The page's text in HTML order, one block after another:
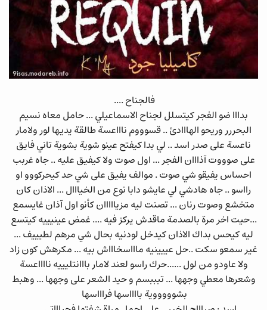
فالجناح ....
بدااا ضو الفجر كيتسلل لجناح الاسماعيلي ... حامل معاه نسيم
البحررر وريحو الهااادئ .. قسوووم ناااعسة طالقة يديها لور ولامار
ناعسة على صدر اسد .. لي بدا كيفتح عينو شوية بشوية تاني فايق
على صوووت آذااان الفجر ... اول صوت ولا كيفيق عليه .. جاه غربب
احساس يفيقو شي صوت . موالف يفيق على شي حد كيحركووو او
رااسو .. جاه هادشي لي عايشو دابا نوع من الخيااال ... الاذان كان
متخشع وصوت رنان ... تصنت ليه مزيااااان كأنو اول آذان غايسمع
...حيت اخر مرة بالصدمة ماقدش يركز فيه .... غمض عينيييه كيتسع
ليه كيحس بداك الاذان كيدخل لودنيه بحال شي مرهم لطيييف ...
غير سمعو سكت ..حل عييينيه ماااسخاااش بيه ... مكرهش كون زاد
ولا عاودو من لول ......حرك راسو لعند لامار بااانتليييه نااااعسة
وشعرها معطي وجهها ... تبببسم و حيد الشعر على وجهها ... وهبط
بشوووووية بااااسها فراااسها